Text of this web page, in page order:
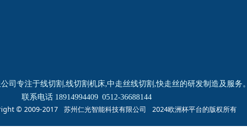
司专注于线切割,线切割机床,中走丝线切割,快走丝的研发制造及服务。
联系电话 18914994409  0512-36688144
© 2009-2017 苏州仁光智能科技有限公司 2024欧洲杯平台的版权所有